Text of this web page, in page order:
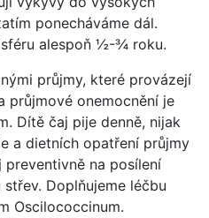
ponecháváme dál.
alespoň ½-¾ roku.
průjmy, které provázejí
průjmové onemocnění je
Dítě čaj pije denně, nijak
a dietních opatření průjmy
na posílení
Doplňujeme léčbu
Oscilococcinum.